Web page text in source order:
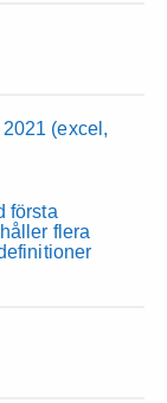
(excel,
första
flera